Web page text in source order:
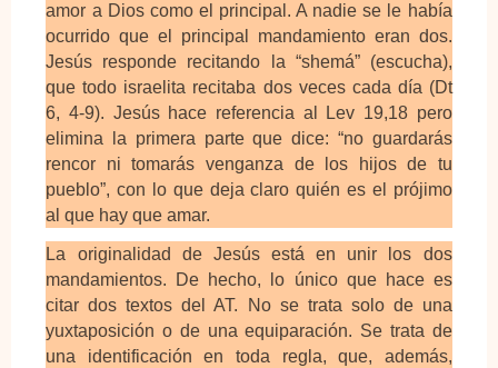
amor a Dios como el principal. A nadie se le había
ocurrido que el principal mandamiento eran dos.
Jesús responde recitando la “shemá” (escucha),
que todo israelita recitaba dos veces cada día (Dt
6, 4-9). Jesús hace referencia al Lev 19,18 pero
elimina la primera parte que dice: “no guardarás
rencor ni tomarás venganza de los hijos de tu
pueblo”, con lo que deja claro quién es el prójimo
al que hay que amar.
La originalidad de Jesús está en unir los dos
mandamientos. De hecho, lo único que hace es
citar dos textos del AT. No se trata solo de una
yuxtaposición o de una equiparación. Se trata de
una identificación en toda regla, que, además,